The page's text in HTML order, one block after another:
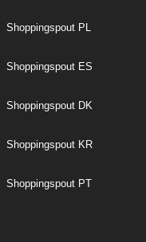
Shoppingspout PL
Shoppingspout ES
Shoppingspout DK
Shoppingspout KR
Shoppingspout PT